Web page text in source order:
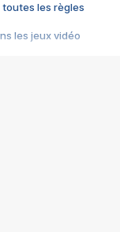
toutes les règles
les jeux vidéo